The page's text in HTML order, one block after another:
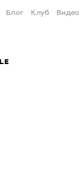
Блог Клуб Видео